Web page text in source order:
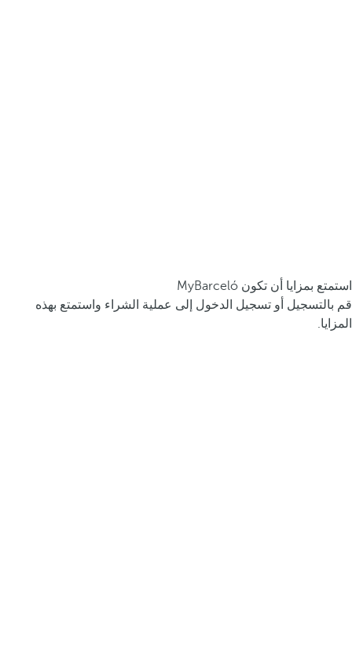
استمتع بمزايا أن تكون MyBarceló
قم بالتسجيل أو تسجيل الدخول إلى عملية الشراء واستمتع بهذه
المزايا.